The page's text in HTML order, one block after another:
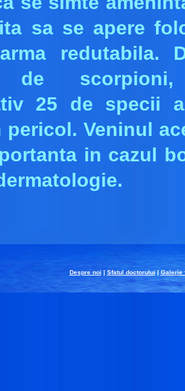
sa se apere
redutabila.
de
25 de specii
Veninul
in cazul
Despre noi | Sfatul doctorului| Galerie